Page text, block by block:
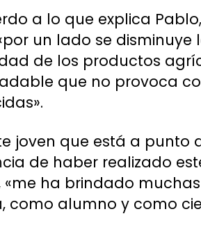
a lo que explica
un lado se
de los productos
que no provoca
joven que está a punto
de haber realizado
«me ha brindado
como alumno y como